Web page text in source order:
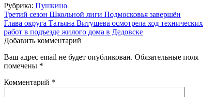
Рубрика: Пушкино
Навигация
по
записям
Третий сезон Школьной лиги Подмосковья завершён
Глава округа Татьяна Витушева осмотрела ход технических
работ в подъезде жилого дома в Дедовске
Добавить комментарий
Ваш адрес email не будет опубликован. Обязательные поля
помечены *
Комментарий *